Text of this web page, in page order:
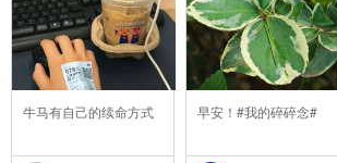
牛马有自己的续命方式 早安！#我的碎碎念#